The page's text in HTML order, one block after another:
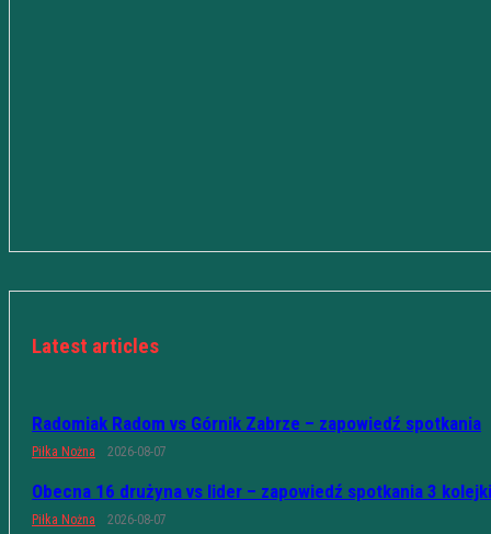
Latest articles
Radomiak Radom vs Górnik Zabrze – zapowiedź spotkania
Piłka Nożna 2026-08-07
Obecna 16 drużyna vs lider – zapowiedź spotkania 3 kolejki
Piłka Nożna 2026-08-07